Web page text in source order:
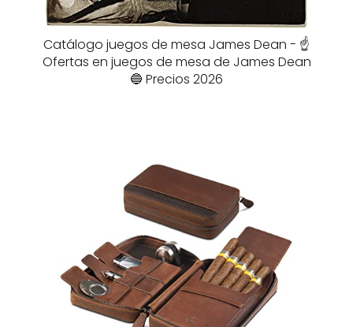
Catálogo juegos de mesa James Dean - ☝️
Ofertas en juegos de mesa de James Dean
🔵 Precios 2026